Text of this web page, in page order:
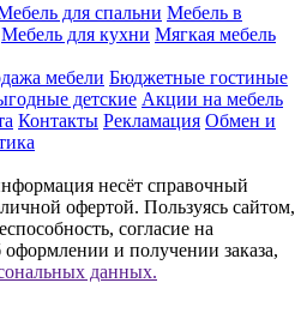
для спальни Мебель в
Мебель для кухни Мягкая мебель
мебели Бюджетные гостиные
детские Акции на мебель
Контакты Рекламация Обмен и
несёт справочный
офертой. Пользуясь сайтом,
согласие на
и получении заказа,
данных.